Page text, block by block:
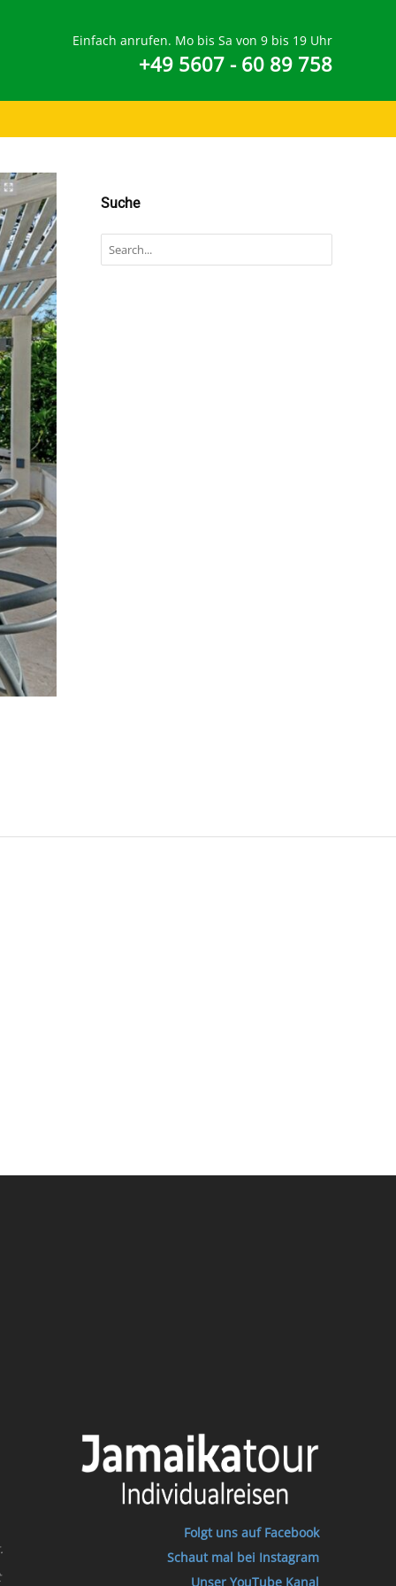
Einfach anrufen. Mo bis Sa von 9 bis 19 Uhr
+49 5607 - 60 89 758
Suche
Folgt uns auf Facebook
Schaut mal bei Instagram
Unser YouTube Kanal